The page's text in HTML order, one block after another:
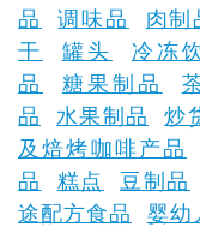
品
调味品 肉制
干
罐头 冷冻
品
糖果制品
品
水果制品 炒
及焙烤咖啡产品
品
糕点 豆制品
途配方食品
婴幼